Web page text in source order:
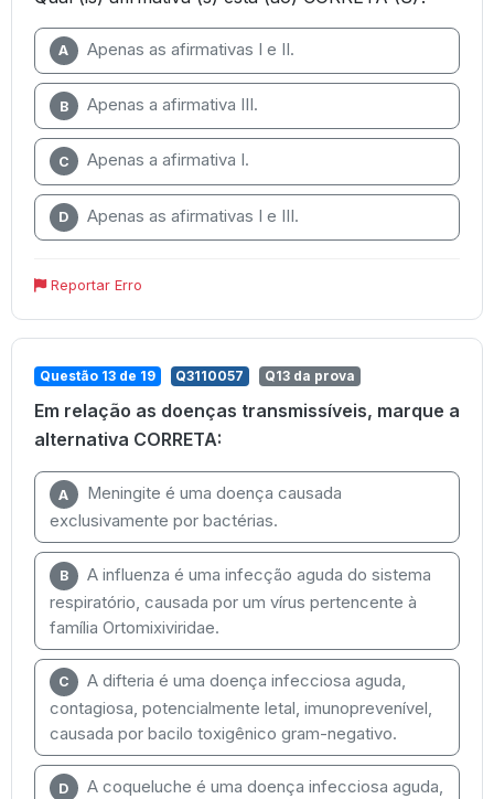
A Apenas as afirmativas I e II.
B Apenas a afirmativa III.
C Apenas a afirmativa I.
D Apenas as afirmativas I e III.
Reportar Erro
Questão 13 de 19 Q3110057 Q13 da prova
Em relação as doenças transmissíveis, marque a
alternativa CORRETA:
A
Meningite é uma doença causada
exclusivamente por bactérias.
B
A influenza é uma infecção aguda do sistema
respiratório, causada por um vírus pertencente à
família Ortomixiviridae.
C
A difteria é uma doença infecciosa aguda,
contagiosa, potencialmente letal, imunoprevenível,
causada por bacilo toxigênico gram-negativo.
D
A coqueluche é uma doença infecciosa aguda,